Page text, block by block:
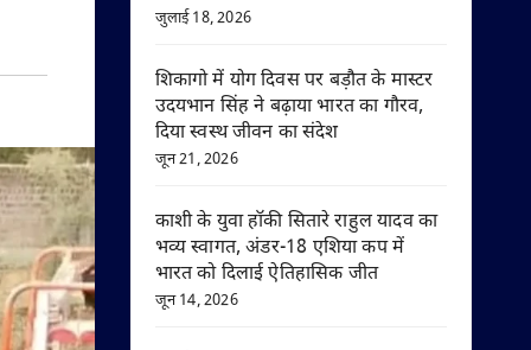
जुलाई 18, 2026
शिकागो में योग दिवस पर बड़ौत के मास्टर
उदयभान सिंह ने बढ़ाया भारत का गौरव,
दिया स्वस्थ जीवन का संदेश
जून 21, 2026
काशी के युवा हॉकी सितारे राहुल यादव का
भव्य स्वागत, अंडर-18 एशिया कप में
भारत को दिलाई ऐतिहासिक जीत
जून 14, 2026